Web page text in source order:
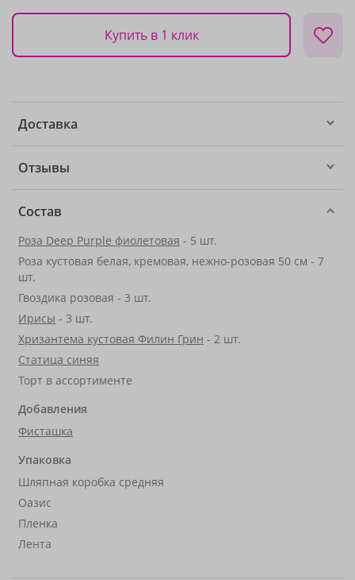
Купить в 1 клик
Доставка
Отзывы
Состав
Роза Deep Purple фиолетовая - 5 шт.
Роза кустовая белая, кремовая, нежно-розовая 50 см - 7
шт.
Гвоздика розовая - 3 шт.
Ирисы - 3 шт.
Хризантема кустовая Филин Грин - 2 шт.
Статица синяя
Торт в ассортименте
Добавления
Фисташка
Упаковка
Шляпная коробка средняя
Оазис
Пленка
Лента